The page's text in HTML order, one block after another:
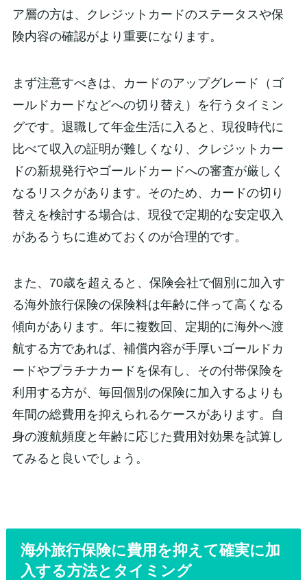
ア層の方は、クレジットカードのステータスや保
険内容の確認がより重要になります。
まず注意すべきは、カードのアップグレード（ゴ
ールドカードなどへの切り替え）を行うタイミン
グです。退職して年金生活に入ると、現役時代に
比べて収入の証明が難しくなり、クレジットカー
ドの新規発行やゴールドカードへの審査が厳しく
なるリスクがあります。そのため、カードの切り
替えを検討する場合は、現役で定期的な安定収入
があるうちに進めておくのが合理的です。
また、70歳を超えると、保険会社で個別に加入す
る海外旅行保険の保険料は年齢に伴って高くなる
傾向があります。年に複数回、定期的に海外へ渡
航する方であれば、補償内容が手厚いゴールドカ
ードやプラチナカードを保有し、その付帯保険を
利用する方が、毎回個別の保険に加入するよりも
年間の総費用を抑えられるケースがあります。自
身の渡航頻度と年齢に応じた費用対効果を試算し
てみると良いでしょう。
海外旅行保険に費用を抑えて確実に加
入する方法とタイミング